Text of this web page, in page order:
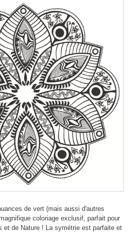
de vert (mais aussi d'autres
coloriage exclusif, parfait pour
et de Nature ! La symétrie est parfaite et